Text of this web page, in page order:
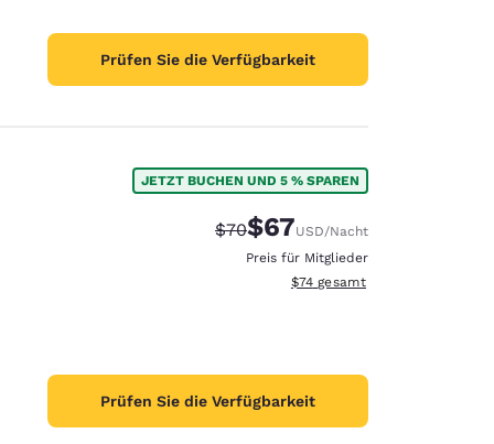
Prüfen Sie die Verfügbarkeit
JETZT BUCHEN UND 5 % SPAREN
Durchgestrichener Preis:
$70Vergünstigter Preis:
$67USD/Nacht
Preis für Mitglieder
Geschätzte Gesamtdetails
$74 gesamt
Prüfen Sie die Verfügbarkeit